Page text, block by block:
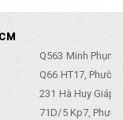
Q563 Minh
Q66 HT17,
231 Hà Huy Giáp,
71D/5 Kp7,